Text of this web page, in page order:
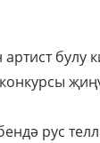
булу
рус